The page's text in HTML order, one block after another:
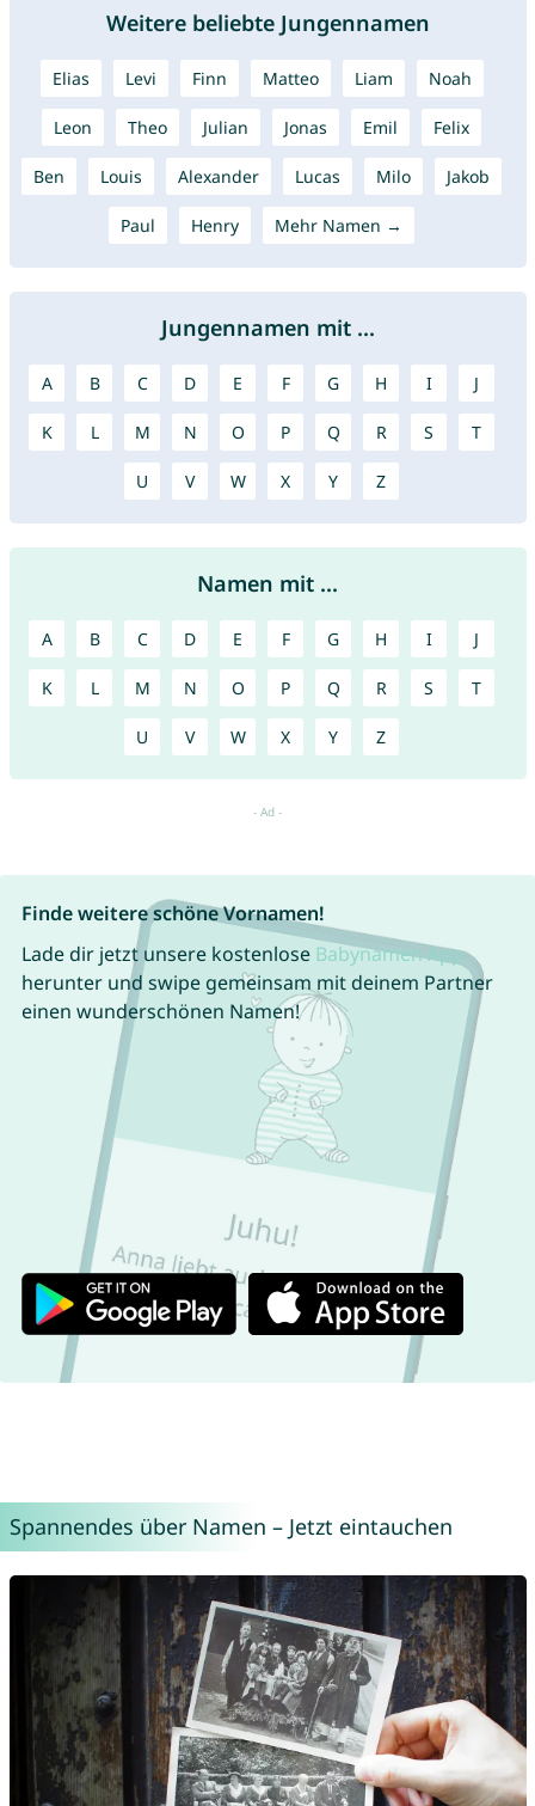
Weitere beliebte Jungennamen
Elias Levi Finn Matteo Liam Noah
Leon Theo Julian Jonas Emil Felix
Ben Louis Alexander Lucas Milo Jakob
Paul Henry Mehr Namen →
Jungennamen mit ...
A B C D E F G H I J
K L M N O P Q R S T
U V W X Y Z
Namen mit ...
A B C D E F G H I J
K L M N O P Q R S T
U V W X Y Z
Finde weitere schöne Vornamen!
Lade dir jetzt unsere kostenlose Babynamen App
herunter und swipe gemeinsam mit deinem Partner
einen wunderschönen Namen!
Spannendes über Namen – Jetzt eintauchen